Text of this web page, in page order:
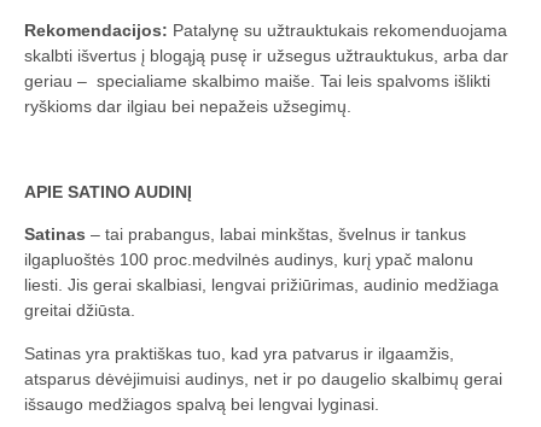
Rekomendacijos: Patalynę su užtrauktukais rekomenduojama
skalbti išvertus į blogąją pusę ir užsegus užtrauktukus, arba dar
geriau – specialiame skalbimo maiše. Tai leis spalvoms išlikti
ryškioms dar ilgiau bei nepažeis užsegimų.
APIE SATINO AUDINĮ
Satinas – tai prabangus, labai minkštas, švelnus ir tankus
ilgapluoštės 100 proc.medvilnės audinys, kurį ypač malonu
liesti. Jis gerai skalbiasi, lengvai prižiūrimas, audinio medžiaga
greitai džiūsta.
Satinas yra praktiškas tuo, kad yra patvarus ir ilgaamžis,
atsparus dėvėjimuisi audinys, net ir po daugelio skalbimų gerai
išsaugo medžiagos spalvą bei lengvai lyginasi.